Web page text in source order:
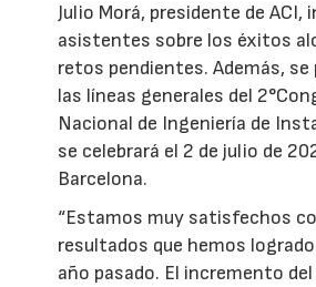
Julio Morá, presidente de ACI,
asistentes sobre los éxitos
retos pendientes. Además,
las líneas generales del
Nacional de Ingeniería de
se celebrará el 2 de julio de
Barcelona.
“Estamos muy satisfechos
resultados que hemos
año pasado. El incremento